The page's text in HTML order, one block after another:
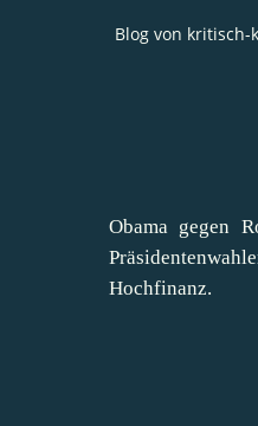
Blog von
Obama gegen
Hochfinanz.